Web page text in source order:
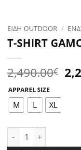
ΕΙΔΗ OUTDOOR /
T-SHIRT
2,490.00€
APPAREL SIZE
M L XL
T-SHIRT GAMO T-